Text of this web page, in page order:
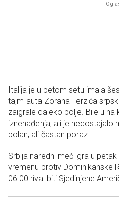
Italija je u petom setu imala
tajm-auta Zorana Terzića
zaigrale daleko bolje. Bile u
iznenađenja, ali je nedostajalo
bolan, ali častan poraz...
Srbija naredni meč igra u
vremenu protiv Dominikanske
06.00 rival biti Sjedinjene